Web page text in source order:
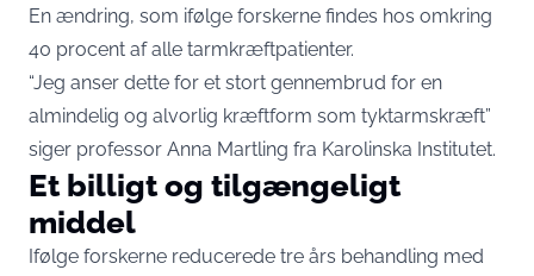
En ændring, som ifølge forskerne findes hos omkring
40 procent af alle tarmkræftpatienter.
“Jeg anser dette for et stort gennembrud for en
almindelig og alvorlig kræftform som tyktarmskræft”
siger professor Anna Martling fra Karolinska Institutet.
Et billigt og tilgængeligt
middel
Ifølge forskerne reducerede tre års behandling med